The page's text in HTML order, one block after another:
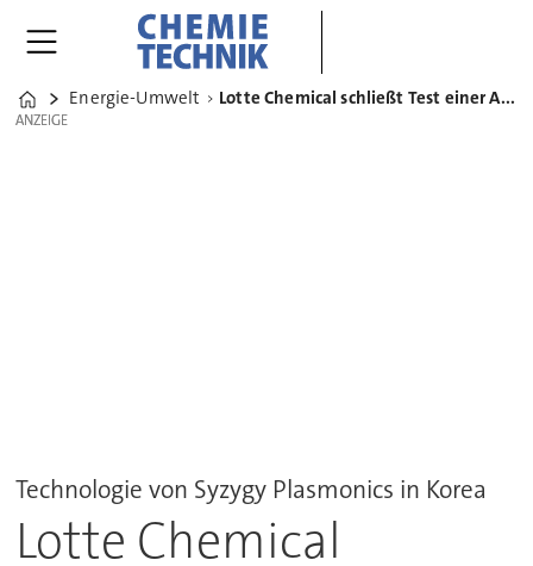
Home
Energie-Umwelt Lotte Chemical schließt Test einer Ammoniak-E-Cracking-Anlage ab
ANZEIGE
ANZEIGE
Technologie von Syzygy Plasmonics in Korea
Lotte Chemical